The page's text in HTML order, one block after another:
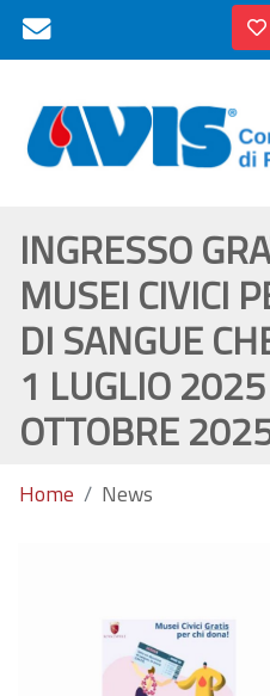
INGRESSO
MUSEI CIVICI
DI SANGUE
1 LUGLIO
OTTOBRE
Home News